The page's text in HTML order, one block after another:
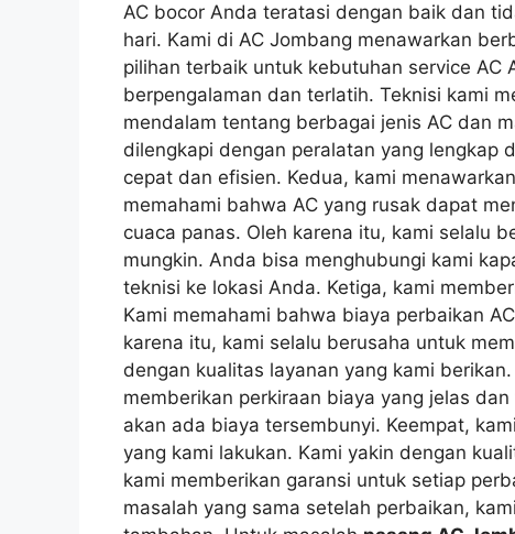
AC bocor Anda teratasi dengan baik dan
hari. Kami di AC Jombang menawarkan
pilihan terbaik untuk kebutuhan service
berpengalaman dan terlatih. Teknisi kami
mendalam tentang berbagai jenis AC dan
dilengkapi dengan peralatan yang lengkap
cepat dan efisien. Kedua, kami
memahami bahwa AC yang rusak dapat
cuaca panas. Oleh karena itu, kami selalu
mungkin. Anda bisa menghubungi kami
teknisi ke lokasi Anda. Ketiga, kami
Kami memahami bahwa biaya perbaikan
karena itu, kami selalu berusaha untuk
dengan kualitas layanan yang kami
memberikan perkiraan biaya yang jelas
akan ada biaya tersembunyi. Keempat,
yang kami lakukan. Kami yakin dengan
kami memberikan garansi untuk setiap
masalah yang sama setelah perbaikan,